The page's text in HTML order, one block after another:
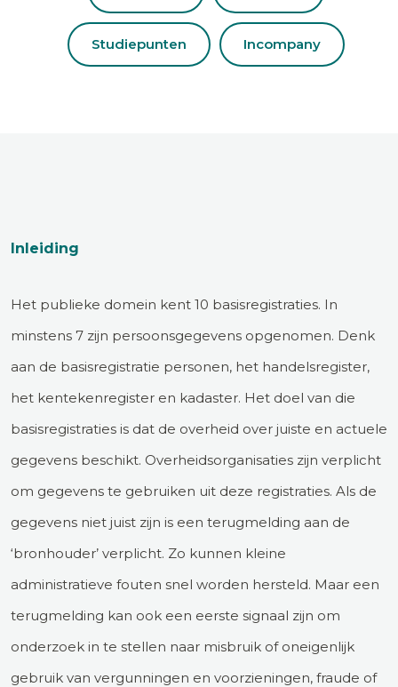
Studiepunten Incompany
Inleiding
Het publieke domein kent 10 basisregistraties. In
minstens 7 zijn persoonsgegevens opgenomen. Denk
aan de basisregistratie personen, het handelsregister,
het kentekenregister en kadaster. Het doel van die
basisregistraties is dat de overheid over juiste en actuele
gegevens beschikt. Overheidsorganisaties zijn verplicht
om gegevens te gebruiken uit deze registraties. Als de
gegevens niet juist zijn is een terugmelding aan de
‘bronhouder’ verplicht. Zo kunnen kleine
administratieve fouten snel worden hersteld. Maar een
terugmelding kan ook een eerste signaal zijn om
onderzoek in te stellen naar misbruik of oneigenlijk
gebruik van vergunningen en voorzieningen, fraude of